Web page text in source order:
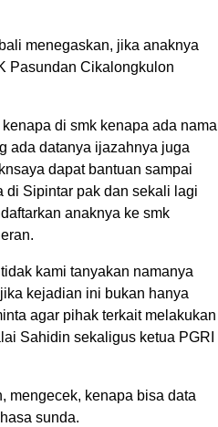
menegaskan, jika anaknya
Pasundan Cikalongkulon
di smk kenapa ada nama
ada datanya ijazahnya juga
dapat bantuan sampai
di Sipintar pak dan sekali lagi
anaknya ke smk
kami tanyakan namanya
kejadian ini bukan hanya
agar pihak terkait melakukan
Sahidin sekaligus ketua PGRI
mengecek, kenapa bisa data
sunda.